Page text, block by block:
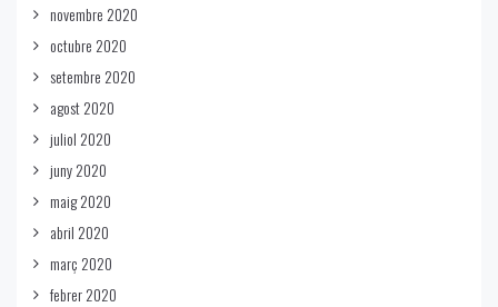
novembre 2020
octubre 2020
setembre 2020
agost 2020
juliol 2020
juny 2020
maig 2020
abril 2020
març 2020
febrer 2020